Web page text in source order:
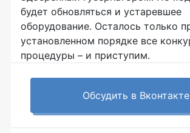
Обсудить в Вконтакте